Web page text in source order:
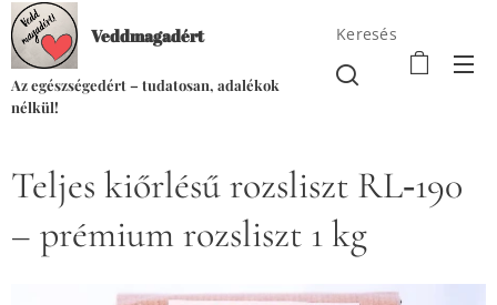
Veddmagadért
Az egészségedért – tudatosan, adalékok
nélkül!
Keresés
Teljes kiőrlésű rozsliszt RL‑190
– prémium rozsliszt 1 kg